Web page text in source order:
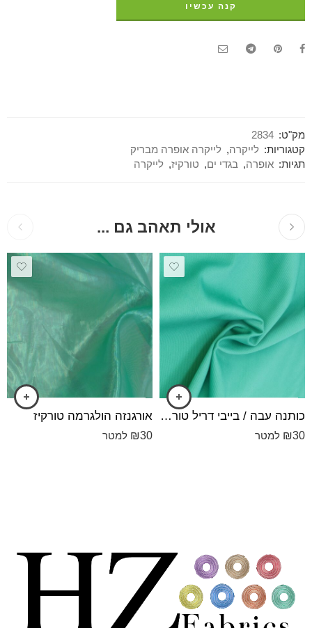
קנה עכשיו
מק"ט: 2834
קטגוריות: לייקרה, לייקרה אופרה מבריק
תגיות: אופרה, בגדי ים, טורקיז, לייקרה
אולי תאהב גם ...
כותנה עבה / בייבי דריל טורקיז
₪30 למטר
אורגנזה הולגרמה טורקיז
₪30 למטר